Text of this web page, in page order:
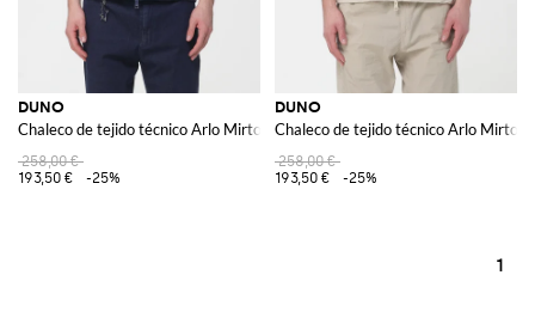
DUNO
Chaleco de tejido técnico Arlo Mirto
258,00 €
193,50 €
-25%
DUNO
Chaleco de tejido técnico Arlo Mirto
258,00 €
193,50 €
-25%
1